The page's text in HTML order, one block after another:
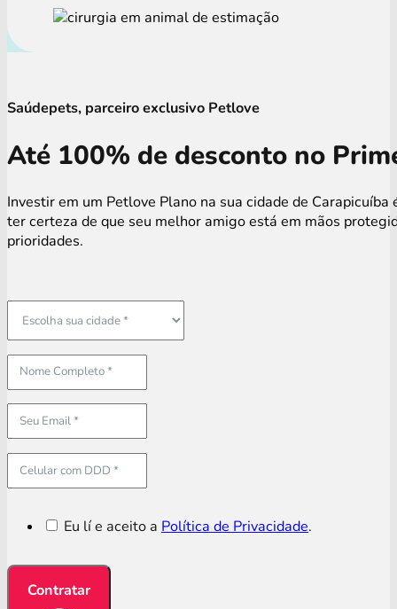
Saúdepets, parceiro exclusivo Petlove
Até 100% de desconto no
Investir em um Petlove Plano na sua cidade de
ter certeza de que seu melhor amigo está em mãos
prioridades.
Eu lí e aceito a Política de Privacidade.
Contratar